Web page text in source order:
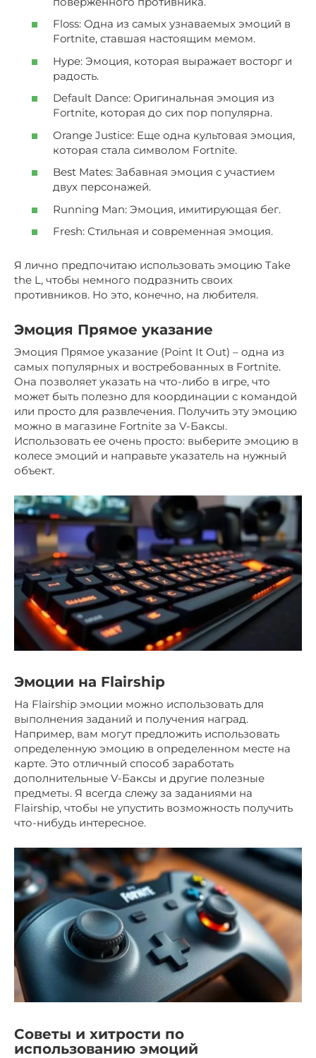
Floss: Одна из самых узнаваемых эмоций в
Fortnite, ставшая настоящим мемом.
Hype: Эмоция, которая выражает восторг и
радость.
Default Dance: Оригинальная эмоция из
Fortnite, которая до сих пор популярна.
Orange Justice: Еще одна культовая эмоция,
которая стала символом Fortnite.
Best Mates: Забавная эмоция с участием
двух персонажей.
Running Man: Эмоция, имитирующая бег.
Fresh: Стильная и современная эмоция.
Я лично предпочитаю использовать эмоцию Take
the L, чтобы немного подразнить своих
противников. Но это, конечно, на любителя.
Эмоция Прямое указание
Эмоция Прямое указание (Point It Out) – одна из
самых популярных и востребованных в Fortnite.
Она позволяет указать на что-либо в игре, что
может быть полезно для координации с командой
или просто для развлечения. Получить эту эмоцию
можно в магазине Fortnite за V-Баксы.
Использовать ее очень просто: выберите эмоцию в
колесе эмоций и направьте указатель на нужный
объект.
Эмоции на Flairship
На Flairship эмоции можно использовать для
выполнения заданий и получения наград.
Например, вам могут предложить использовать
определенную эмоцию в определенном месте на
карте. Это отличный способ заработать
дополнительные V-Баксы и другие полезные
предметы. Я всегда слежу за заданиями на
Flairship, чтобы не упустить возможность получить
что-нибудь интересное.
Советы и хитрости по
использованию эмоций